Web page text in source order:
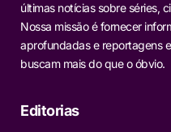
últimas notícias sobre séries,
Nossa missão é fornecer
aprofundadas e reportagens
buscam mais do que o óbvio.
Editorias